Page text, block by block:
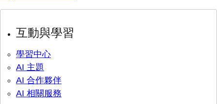
互動與學習
學習中心
AI 主題
AI 合作夥伴
AI 相關服務